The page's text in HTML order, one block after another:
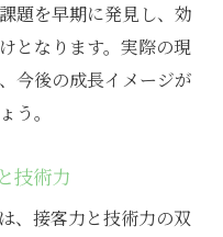
題を早期に発見し、効
となります。実際の現
今後の成長イメージが
う。
技術力
、接客力と技術力の双